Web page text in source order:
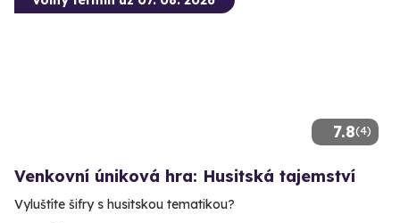
7.8(4)
Venkovní úniková hra: Husitská tajemství
Vyluštíte šifry s husitskou tematikou?